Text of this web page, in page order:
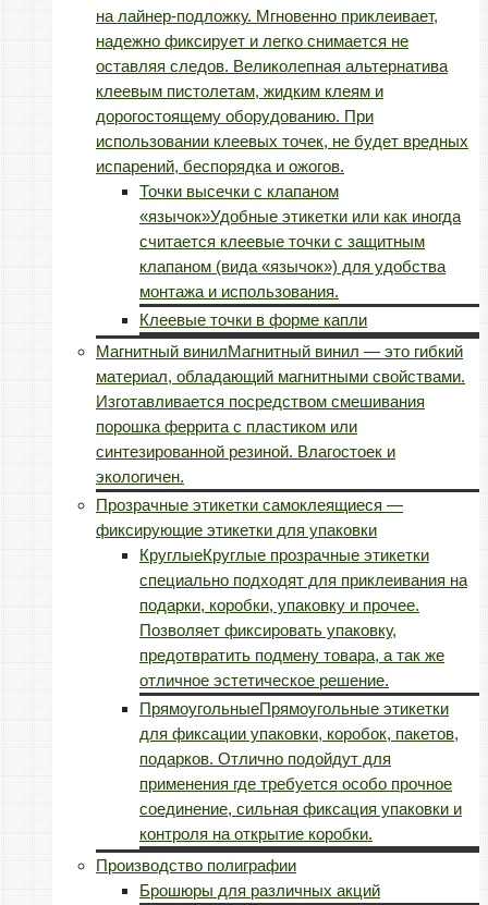
на лайнер-подложку. Мгновенно приклеивает,
надежно фиксирует и легко снимается не
оставляя следов. Великолепная альтернатива
клеевым пистолетам, жидким клеям и
дорогостоящему оборудованию. При
использовании клеевых точек, не будет вредных
испарений, беспорядка и ожогов.
Точки высечки с клапаном
«язычок»Удобные этикетки или как иногда
считается клеевые точки с защитным
клапаном (вида «язычок») для удобства
монтажа и использования.
Клеевые точки в форме капли
Магнитный винилМагнитный винил — это гибкий
материал, обладающий магнитными свойствами.
Изготавливается посредством смешивания
порошка феррита с пластиком или
синтезированной резиной. Влагостоек и
экологичен.
Прозрачные этикетки самоклеящиеся —
фиксирующие этикетки для упаковки
КруглыеКруглые прозрачные этикетки
специально подходят для приклеивания на
подарки, коробки, упаковку и прочее.
Позволяет фиксировать упаковку,
предотвратить подмену товара, а так же
отличное эстетическое решение.
ПрямоугольныеПрямоугольные этикетки
для фиксации упаковки, коробок, пакетов,
подарков. Отлично подойдут для
применения где требуется особо прочное
соединение, сильная фиксация упаковки и
контроля на открытие коробки.
Производство полиграфии
Брошюры для различных акций